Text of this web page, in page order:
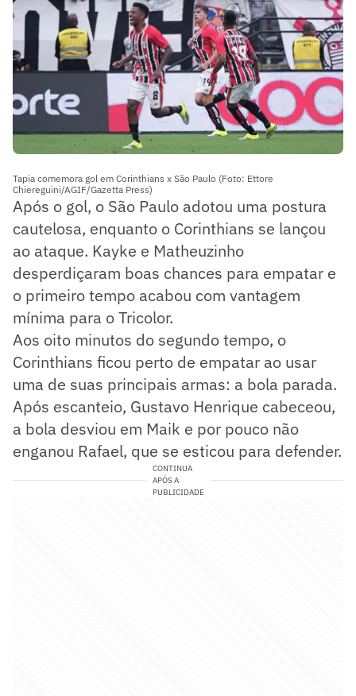
Tapia comemora gol em Corinthians x São Paulo (Foto: Ettore
Chiereguini/AGIF/Gazetta Press)
Após o gol, o São Paulo adotou uma postura
cautelosa, enquanto o Corinthians se lançou
ao ataque. Kayke e Matheuzinho
desperdiçaram boas chances para empatar e
o primeiro tempo acabou com vantagem
mínima para o Tricolor.
Aos oito minutos do segundo tempo, o
Corinthians ficou perto de empatar ao usar
uma de suas principais armas: a bola parada.
Após escanteio, Gustavo Henrique cabeceou,
a bola desviou em Maik e por pouco não
enganou Rafael, que se esticou para defender.
CONTINUA
APÓS A
PUBLICIDADE